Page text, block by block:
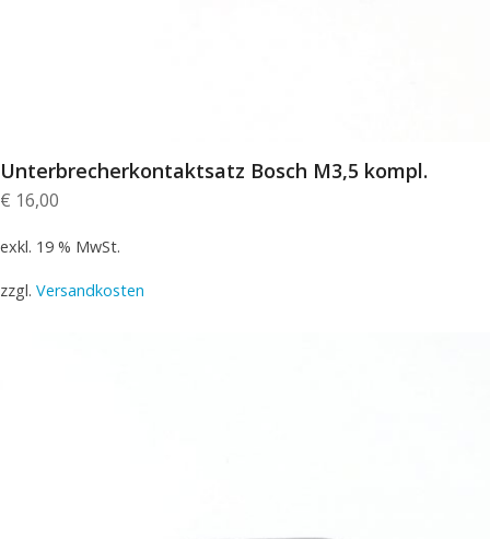
Unterbrecherkontaktsatz Bosch M3,5 kompl.
€ 16,00
exkl. 19 % MwSt.
zzgl. Versandkosten